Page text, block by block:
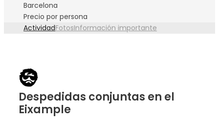
Barcelona
Precio por persona
ActividadFotosInformación importante
Despedidas conjuntas en el
Eixample